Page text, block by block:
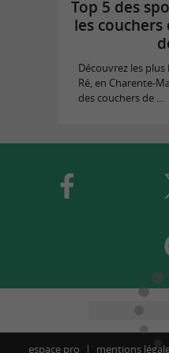
Top 5 des
les couchers
Découvrez les plus
Ré, en Charente-
des couchers de ...
espace pro mentions